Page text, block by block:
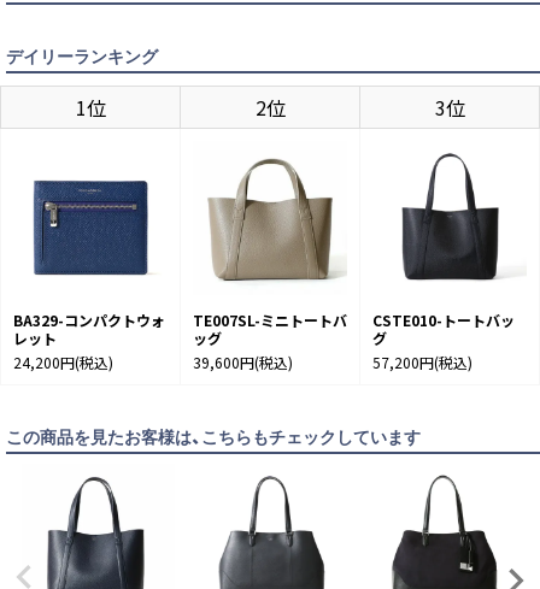
デイリーランキング
1位 2位 3位
BA329-コンパクトウォ
レット
24,200円(税込)
TE007SL-ミニトートバ
ッグ
39,600円(税込)
CSTE010-トートバッ
グ
57,200円(税込)
この商品を見たお客様は、こちらもチェックしています